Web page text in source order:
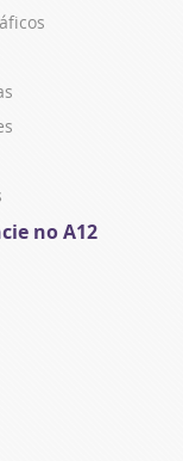
no A12